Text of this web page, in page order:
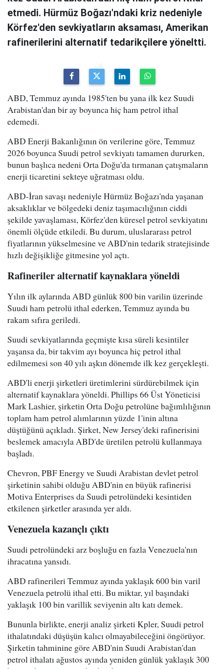
etmedi. Hürmüz Boğazı'ndaki kriz nedeniyle
Körfez'den sevkiyatların aksaması, Amerikan
rafinerilerini alternatif tedarikçilere yöneltti.
ABD, Temmuz ayında 1985'ten bu yana ilk kez Suudi
Arabistan'dan bir ay boyunca hiç ham petrol ithal
edemedi.
ABD Enerji Bakanlığının ön verilerine göre, Temmuz
2026 boyunca Suudi petrol sevkiyatı tamamen dururken,
bunun başlıca nedeni Orta Doğu'da tırmanan çatışmaların
enerji ticaretini sekteye uğratması oldu.
ABD-İran savaşı nedeniyle Hürmüz Boğazı'nda yaşanan
aksaklıklar ve bölgedeki deniz taşımacılığının ciddi
şekilde yavaşlaması, Körfez'den küresel petrol sevkiyatını
önemli ölçüde etkiledi. Bu durum, uluslararası petrol
fiyatlarının yükselmesine ve ABD'nin tedarik stratejisinde
hızlı değişikliğe gitmesine yol açtı.
Rafineriler alternatif kaynaklara yöneldi
Yılın ilk aylarında ABD günlük 800 bin varilin üzerinde
Suudi ham petrolü ithal ederken, Temmuz ayında bu
rakam sıfıra geriledi.
Suudi sevkiyatlarında geçmişte kısa süreli kesintiler
yaşansa da, bir takvim ayı boyunca hiç petrol ithal
edilmemesi son 40 yılı aşkın dönemde ilk kez gerçekleşti.
ABD'li enerji şirketleri üretimlerini sürdürebilmek için
alternatif kaynaklara yöneldi. Phillips 66 Üst Yöneticisi
Mark Lashier, şirketin Orta Doğu petrolüne bağımlılığının
toplam ham petrol alımlarının yüzde 1'inin altına
düştüğünü açıkladı. Şirket, New Jersey'deki rafinerisini
beslemek amacıyla ABD'de üretilen petrolü kullanmaya
başladı.
Chevron, PBF Energy ve Suudi Arabistan devlet petrol
şirketinin sahibi olduğu ABD'nin en büyük rafinerisi
Motiva Enterprises da Suudi petrolündeki kesintiden
etkilenen şirketler arasında yer aldı.
Venezuela kazançlı çıktı
Suudi petrolündeki arz boşluğu en fazla Venezuela'nın
ihracatına yansıdı.
ABD rafinerileri Temmuz ayında yaklaşık 600 bin varil
Venezuela petrolü ithal etti. Bu miktar, yıl başındaki
yaklaşık 100 bin varillik seviyenin altı katı demek.
Bununla birlikte, enerji analiz şirketi Kpler, Suudi petrol
ithalatındaki düşüşün kalıcı olmayabileceğini öngörüyor.
Şirketin tahminine göre ABD'nin Suudi Arabistan'dan
petrol ithalatı ağustos ayında yeniden günlük yaklaşık 300